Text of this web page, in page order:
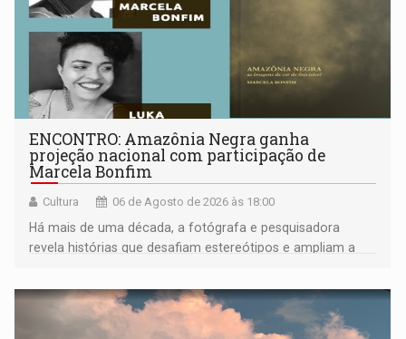
ENCONTRO: Amazônia Negra ganha
projeção nacional com participação de
Marcela Bonfim
Cultura 06 de Agosto de 2026 às 18:00
Há mais de uma década, a fotógrafa e pesquisadora
revela histórias que desafiam estereótipos e ampliam a
negras